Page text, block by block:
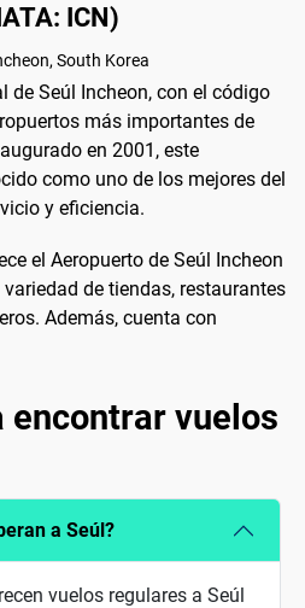
ICN)
South Korea
de Seúl Incheon, con el código
más importantes de
en 2001, este
como uno de los mejores del
y eficiencia.
el Aeropuerto de Seúl Incheon
de tiendas, restaurantes
Además, cuenta con
encontrar vuelos
a Seúl?
vuelos regulares a Seúl